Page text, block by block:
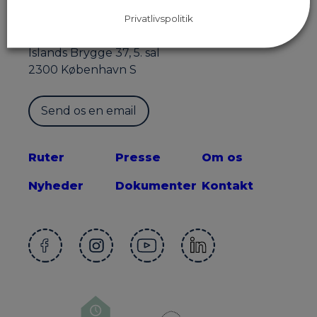
Islands Brygge 37, 5. sal
2300 København S
Send os en email
Ruter
Nyheder
Presse
Dokumenter
Om os
Kontakt
Privatlivspolitik